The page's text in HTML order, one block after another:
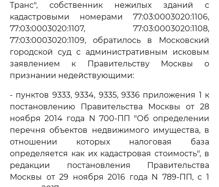
Транс", собственник нежилых зданий с
кадастровыми номерами 77:03:0003020:1106,
77:03:0003020:1107, 77:03:0003020:1108,
77:03:0003020:1109, обратилось в Московский
городской суд с административным исковым
заявлением к Правительству Москвы о
признании недействующими:
- пунктов 9333, 9334, 9335, 9336 приложения 1 к
постановлению Правительства Москвы от 28
ноября 2014 года N 700-ПП "Об определении
перечня объектов недвижимого имущества, в
отношении которых налоговая база
определяется как их кадастровая стоимость", в
редакции постановления Правительства
Москвы от 29 ноября 2016 года N 789-ПП, с 1